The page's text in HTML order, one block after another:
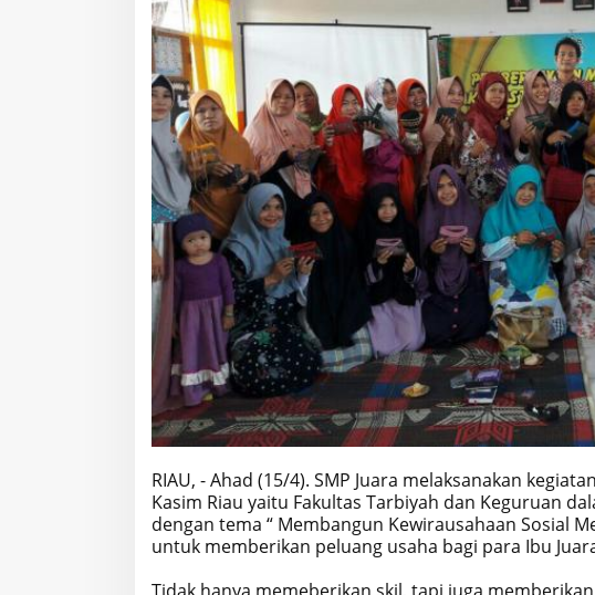
RIAU, - Ahad (15/4). SMP Juara melaksanakan
Kasim Riau yaitu Fakultas Tarbiyah dan Keguruan
dengan tema “ Membangun Kewirausahaan Sosial
untuk memberikan peluang usaha bagi para Ibu